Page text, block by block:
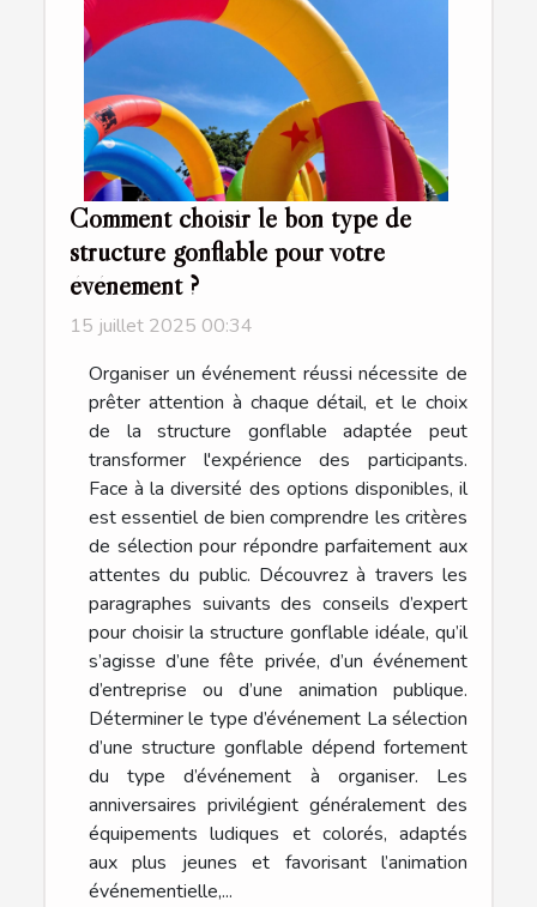
Comment choisir le bon type de
structure gonflable pour votre
événement ?
15 juillet 2025 00:34
Organiser un événement réussi nécessite de
prêter attention à chaque détail, et le choix
de la structure gonflable adaptée peut
transformer l'expérience des participants.
Face à la diversité des options disponibles, il
est essentiel de bien comprendre les critères
de sélection pour répondre parfaitement aux
attentes du public. Découvrez à travers les
paragraphes suivants des conseils d’expert
pour choisir la structure gonflable idéale, qu’il
s’agisse d’une fête privée, d’un événement
d’entreprise ou d’une animation publique.
Déterminer le type d’événement La sélection
d’une structure gonflable dépend fortement
du type d’événement à organiser. Les
anniversaires privilégient généralement des
équipements ludiques et colorés, adaptés
aux plus jeunes et favorisant l’animation
événementielle,...